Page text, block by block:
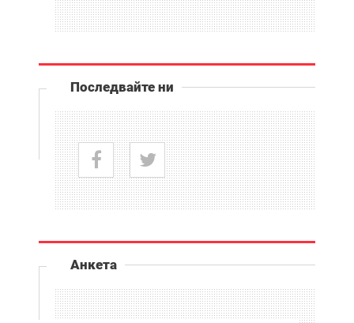
Последвайте ни
Анкета